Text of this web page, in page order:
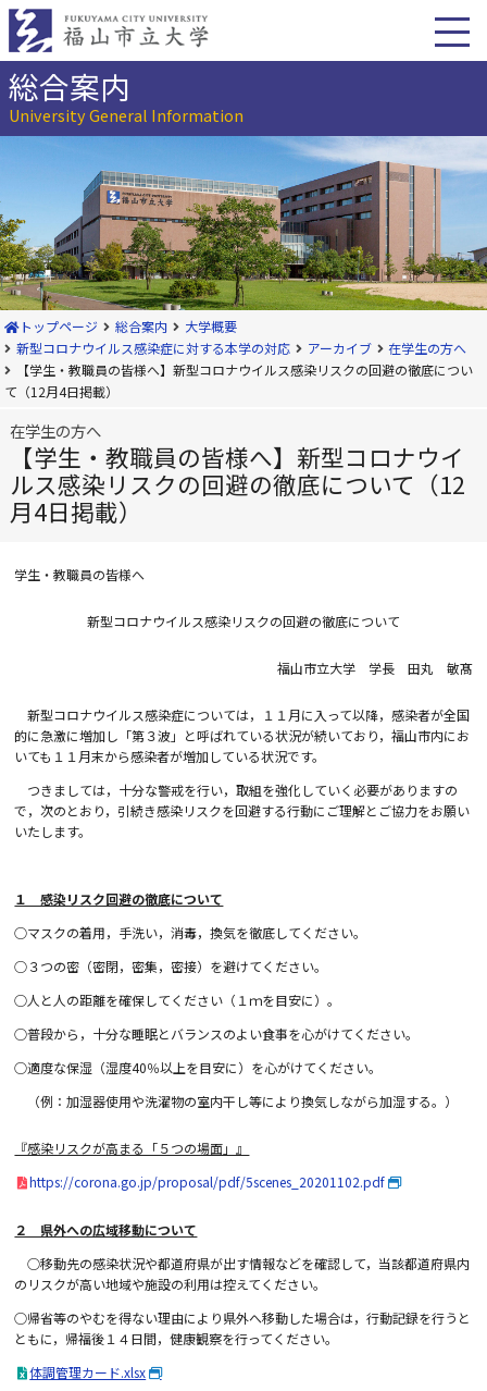
本
へ
動総合案内
University General Information
トップページ 総合案内
大学概要
新型コロナウイルス感染症に対する本学の対応
アーカイブ
在学生の方へ
【学生・教職員の皆様へ】新型コロナウイルス感染リスクの回避の徹底につい
て（12月4日掲載）
在学生の方へ
【学生・教職員の皆様へ】新型コロナウイ
ルス感染リスクの回避の徹底について（12
月4日掲載）
学生・教職員の皆様へ
新型コロナウイルス感染リスクの回避の徹底について
福山市立大学 学長 田丸 敏髙
新型コロナウイルス感染症については，１１月に入って以降，感染者が全国
的に急激に増加し「第３波」と呼ばれている状況が続いており，福山市内にお
いても１１月末から感染者が増加している状況です。
つきましては，十分な警戒を行い，取組を強化していく必要がありますの
で，次のとおり，引続き感染リスクを回避する行動にご理解とご協力をお願い
いたします。
１ 感染リスク回避の徹底について
○マスクの着用，手洗い，消毒，換気を徹底してください。
○３つの密（密閉，密集，密接）を避けてください。
○人と人の距離を確保してください（１ｍを目安に）。
○普段から，十分な睡眠とバランスのよい食事を心がけてください。
○適度な保湿（湿度40％以上を目安に）を心がけてください。
（例：加湿器使用や洗濯物の室内干し等により換気しながら加湿する。）
『感染リスクが高まる「５つの場面」』
https://corona.go.jp/proposal/pdf/5scenes_20201102.pdf
２ 県外への広域移動について
○移動先の感染状況や都道府県が出す情報などを確認して，当該都道府県内
のリスクが高い地域や施設の利用は控えてください。
○帰省等のやむを得ない理由により県外へ移動した場合は，行動記録を行うと
ともに，帰福後１４日間，健康観察を行ってください。
体調管理カード.xlsx